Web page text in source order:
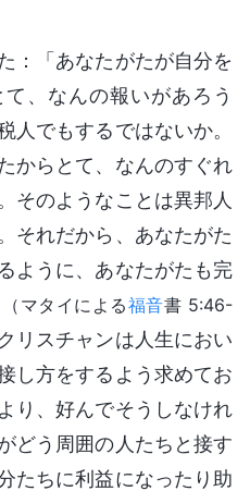
：「あなたがたが自分を
、なんの報いがあろう
人でもするではないか。
からとて、なんのすぐれ
そのようなことは異邦人
それだから、あなたがた
ように、あなたがたも完
（マタイによる福音書 5:46-
リスチャンは人生におい
し方をするよう求めてお
り、好んでそうしなけれ
どう周囲の人たちと接す
たちに利益になったり助